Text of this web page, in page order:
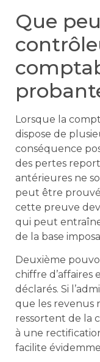
Que
Lorsque la
dispose de
conséquence
des pertes
antérieures ne
peut être
cette preuve
qui peut
de la base
Deuxième
chiffre d’affaires
déclarés. Si
que les revenus
ressortent de la
à une
facilite